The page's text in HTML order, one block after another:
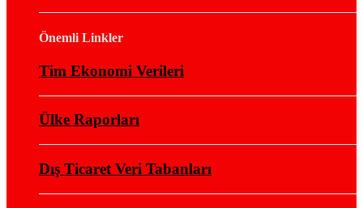
Önemli Linkler
Tim Ekonomi Verileri
Ülke Raporları
Dış Ticaret Veri Tabanları